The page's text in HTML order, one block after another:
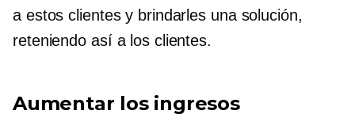
a estos clientes y brindarles una solución,
reteniendo así a los clientes.
Aumentar los ingresos